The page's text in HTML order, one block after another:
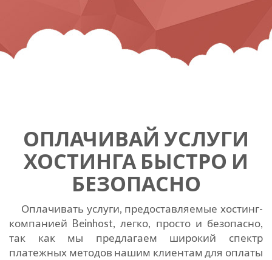
ОПЛАЧИВАЙ УСЛУГИ
ХОСТИНГА БЫСТРО И
БЕЗОПАСНО
Оплачивать услуги, предоставляемые хостинг-
компанией Beinhost, легко, просто и безопасно,
так как мы предлагаем широкий спектр
платежных методов нашим клиентам для оплаты